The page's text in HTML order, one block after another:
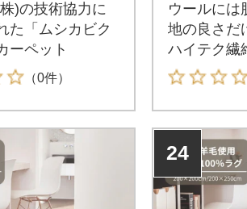
)の技術協力に
た「ムシカビク
ーペット
（0件）
ウールには
地の良さだ
ハイテク繊
様々な機能
24